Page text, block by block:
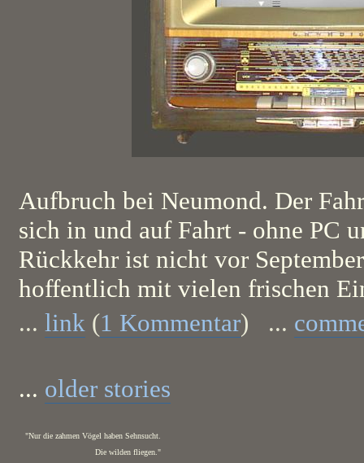
Aufbruch bei Neumond. Der
sich in und auf Fahrt - ohne PC
Rückkehr ist nicht vor
hoffentlich mit vielen frischen
... link (1 Kommentar) ...
... older stories
"Nur die zahmen Vögel haben Sehnsucht.
Die wilden fliegen."